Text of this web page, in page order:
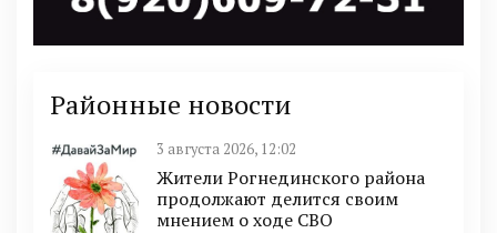
Районные новости
3 августа 2026, 12:02
Жители Рогнединского района
продолжают делится своим
мнением о ходе СВО